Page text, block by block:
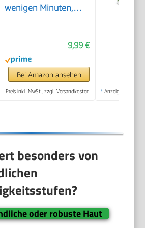
wenigen Minuten,
Pediküre, Geeignet für
Nasse oder Trockene
Füße, Hornhaut
Entfernen Fuß,
9,99 €
Bei Amazon ansehen
Preis inkl. MwSt., zzgl. Versandkosten * Anzeige
besonders von
oder robuste Haut